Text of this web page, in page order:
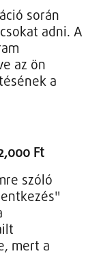
során
adni. A
az ön
a
Ft
szóló
mert a